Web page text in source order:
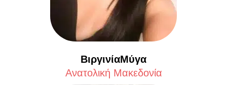
ΒιργινίαΜύγα
Aνατολική Μακεδονία